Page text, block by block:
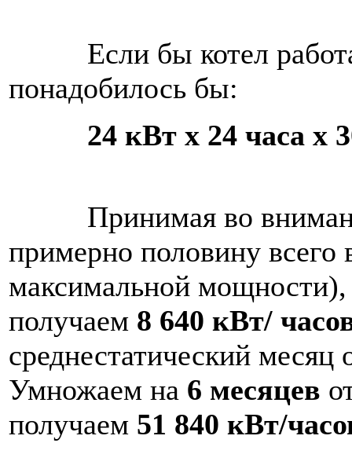
Если бы котел
понадобилось бы:
24 кВт х 24 часа х
Принимая во
примерно половину
максимальной
получаем 8 640 кВт/
среднестатический месяц
Умножаем на 6 месяцев
получаем 51 840 кВт/